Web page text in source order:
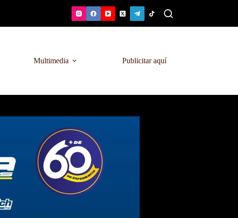
Multimedia Publicitar aquí